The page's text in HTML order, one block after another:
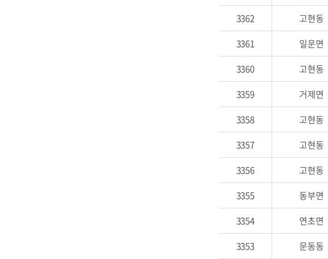
3362
고현동
3361
일운면
3360
고현동
3359
거제면
3358
고현동
3357
고현동
3356
고현동
3355
동부면
3354
연초면
3353
문동동